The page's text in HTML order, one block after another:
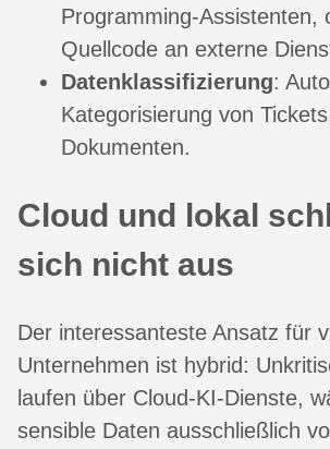
Programming-Assistenten,
Quellcode an externe
Datenklassifizierung:
Kategorisierung von
Dokumenten.
Cloud und lokal
sich nicht aus
Der interessanteste Ansatz für
Unternehmen ist hybrid:
laufen über Cloud-KI-Dienste,
sensible Daten ausschließlich